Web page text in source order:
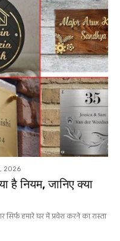
2026
है नियम, जानिए क्या
हमारे घर में प्रवेश करने का रास्ता